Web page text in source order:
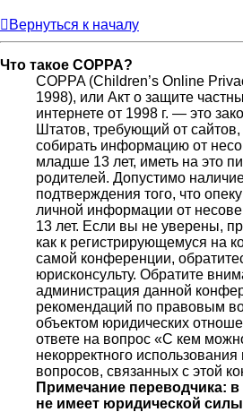
Вернуться к началу
Что такое COPPA?
COPPA (Children’s Online
1998), или Акт о защите
интернете от 1998 г. — это
Штатов, требующий от сайтов,
собирать информацию от
младше 13 лет, иметь на это
родителей. Допустимо
подтверждения того, что
личной информации от
13 лет. Если вы не уверены,
как к регистрирующемуся на
самой конференции,
юрисконсульту. Обратите
администрация данной
рекомендаций по правовым
объектом юридических
ответе на вопрос «С кем
некорректного
вопросов, связанных с этой
Примечание переводчика:
не имеет юридической